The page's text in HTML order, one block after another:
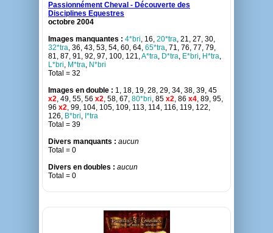
Passionnément Cheval - Découverte des
Disciplines Equestres
octobre 2004
Images manquantes : 4*bri, 16, 20*tra, 21, 27, 30,
32*tra, 36, 43, 53, 54, 60, 64, 65*tra, 71, 76, 77, 79,
81, 87, 91, 92, 97, 100, 121,A*tra, D*tra, E*bri, H*tra,
L*bri, M*tra, N*bri
Total = 32
Images en double : 1, 18, 19, 28, 29, 34, 38, 39, 45
x2, 49, 55, 56 x2, 58, 67, 80*bri, 85 x2, 86 x4, 89, 95,
96 x2, 99, 104, 105, 109, 113, 114, 116, 119, 122,
126, B*bri, I*tra
Total = 39
Divers manquants : aucun
Total = 0
Divers en doubles : aucun
Total = 0